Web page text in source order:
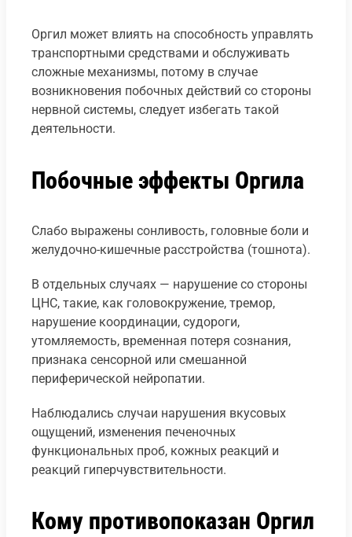
Оргил может влиять на способность управлять
транспортными средствами и обслуживать
сложные механизмы, потому в случае
возникновения побочных действий со стороны
нервной системы, следует избегать такой
деятельности.
Побочные эффекты Оргила
Слабо выражены сонливость, головные боли и
желудочно-кишечные расстройства (тошнота).
В отдельных случаях — нарушение со стороны
ЦНС, такие, как головокружение, тремор,
нарушение координации, судороги,
утомляемость, временная потеря сознания,
признака сенсорной или смешанной
периферической нейропатии.
Наблюдались случаи нарушения вкусовых
ощущений, изменения печеночных
функциональных проб, кожных реакций и
реакций гиперчувствительности.
Кому противопоказан Оргил